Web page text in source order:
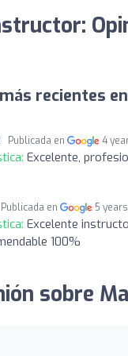
recientes
Publicada en 4
Excelente,
Publicada en 5
Excelente
100%
sobre